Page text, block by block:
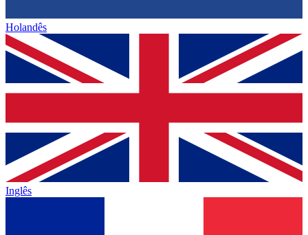
Holandês
Inglês